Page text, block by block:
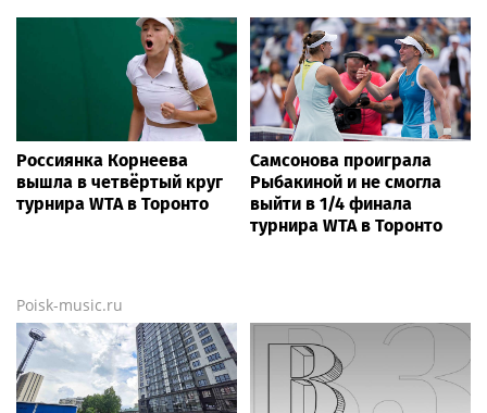
Россиянка Корнеева
вышла в четвёртый круг
турнира WTA в Торонто
Самсонова проиграла
Рыбакиной и не смогла
выйти в 1/4 финала
турнира WTA в Торонто
Poisk-music.ru